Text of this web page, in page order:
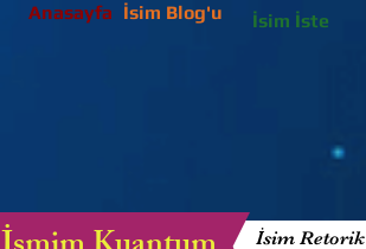
Anasayfa İsim Blog'u İsim İste
İsim Retorik